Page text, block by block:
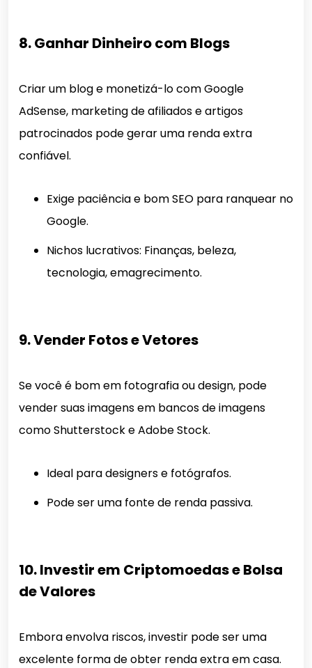
8. Ganhar Dinheiro com Blogs
Criar um blog e monetizá-lo com Google
AdSense, marketing de afiliados e artigos
patrocinados pode gerar uma renda extra
confiável.
Exige paciência e bom SEO para ranquear no
Google.
Nichos lucrativos: Finanças, beleza,
tecnologia, emagrecimento.
9. Vender Fotos e Vetores
Se você é bom em fotografia ou design, pode
vender suas imagens em bancos de imagens
como Shutterstock e Adobe Stock.
Ideal para designers e fotógrafos.
Pode ser uma fonte de renda passiva.
10. Investir em Criptomoedas e Bolsa
de Valores
Embora envolva riscos, investir pode ser uma
excelente forma de obter renda extra em casa.